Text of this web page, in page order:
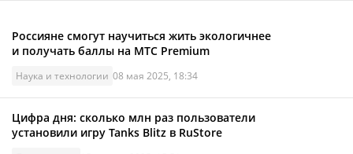
Россияне смогут научиться жить экологичнее
и получать баллы на МТС Premium
Наука и технологии 08 мая 2025, 18:34
Цифра дня: сколько млн раз пользователи
установили игру Tanks Blitz в RuStore